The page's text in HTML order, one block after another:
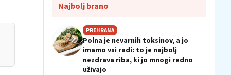
Najbolj brano
PREHRANA
Polna je nevarnih toksinov, a jo
imamo vsi radi: to je najbolj
nezdrava riba, ki jo mnogi redno
uživajo